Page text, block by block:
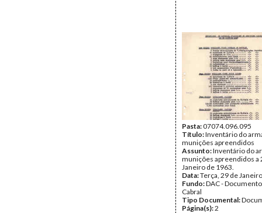
Pasta:07074.096.095
Título:Inventário do
munições apreendidos
Assunto:Inventário do
munições apreendidos a
Janeiro de 1963.
Data:Terça, 29 de
Fundo:DAC -
Cabral
Tipo Documental:
Página(s):2